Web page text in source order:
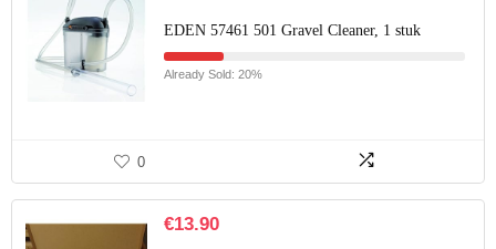
EDEN 57461 501 Gravel Cleaner, 1 stuk
Already Sold: 20%
0
€13.90